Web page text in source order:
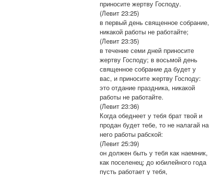
приносите жертву Господу.
(Левит 23:25)
в первый день священное собрание,
никакой работы не работайте;
(Левит 23:35)
в течение семи дней приносите
жертву Господу; в восьмой день
священное собрание да будет у
вас, и приносите жертву Господу:
это отдание праздника, никакой
работы не работайте.
(Левит 23:36)
Когда обеднеет у тебя брат твой и
продан будет тебе, то не налагай на
него работы рабской:
(Левит 25:39)
он должен быть у тебя как наемник,
как поселенец; до юбилейного года
пусть работает у тебя,